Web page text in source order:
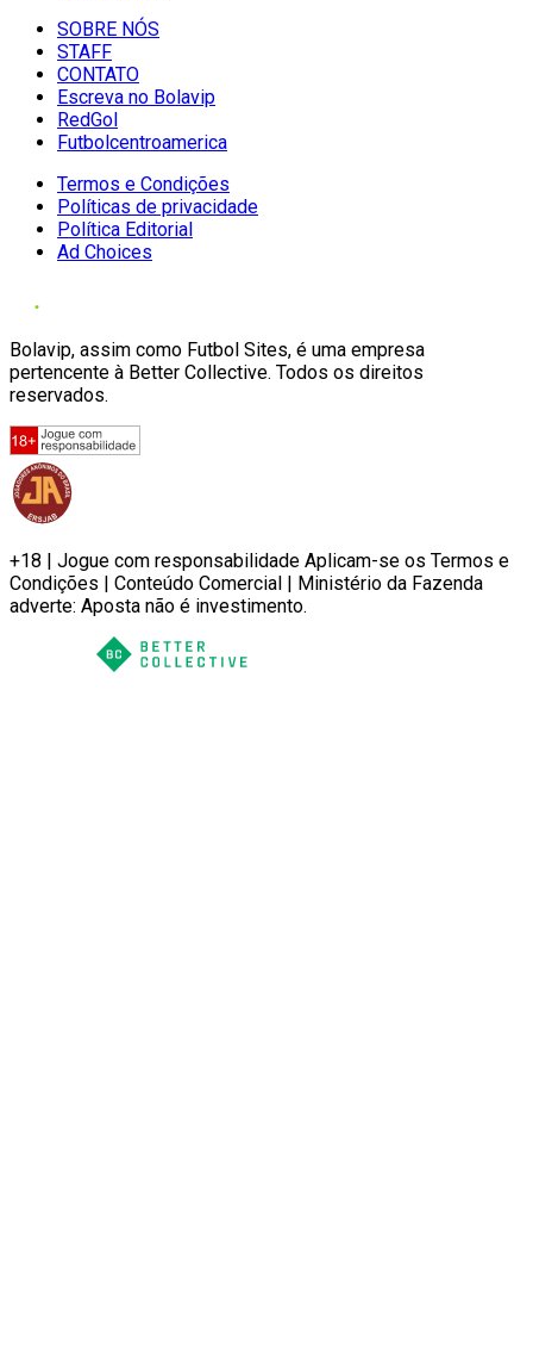
SOBRE NÓS
STAFF
CONTATO
Escreva no Bolavip
RedGol
Futbolcentroamerica
Termos e Condições
Políticas de privacidade
Política Editorial
Ad Choices
Bolavip, assim como Futbol Sites, é uma empresa
pertencente à Better Collective. Todos os direitos
reservados.
+18 | Jogue com responsabilidade Aplicam-se os Termos e
Condições | Conteúdo Comercial | Ministério da Fazenda
adverte: Aposta não é investimento.